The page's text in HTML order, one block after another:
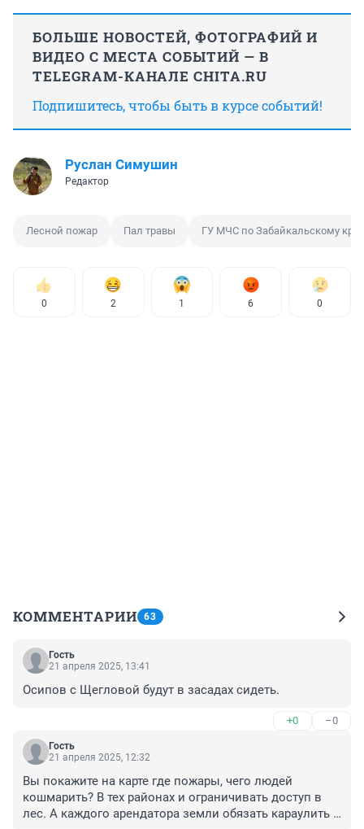
БОЛЬШЕ НОВОСТЕЙ, ФОТОГРАФИЙ И
ВИДЕО С МЕСТА СОБЫТИЙ — В
TELEGRAM-КАНАЛЕ CHITA.RU
Подпишитесь, чтобы быть в курсе событий!
Руслан Симушин
Редактор
Лесной пожар Пал травы ГУ МЧС по Забайкальскому
0 2 1 6 0
КОММЕНТАРИИ 63
Гость
21 апреля 2025, 13:41
Осипов с Щегловой будут в засадах сидеть.
+0 –0
Гость
21 апреля 2025, 12:32
Вы покажите на карте где пожары, чего людей
кошмарить? В тех районах и ограничивать доступ в
лес. А каждого арендатора земли обязать караулить